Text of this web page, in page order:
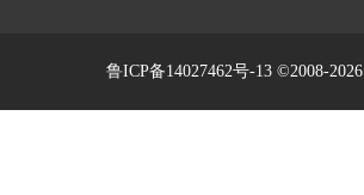
鲁ICP备14027462号-13©2008-2026